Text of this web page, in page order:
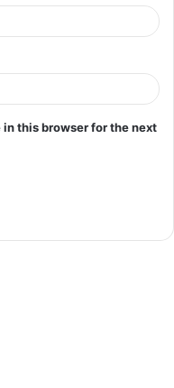
this browser for the next